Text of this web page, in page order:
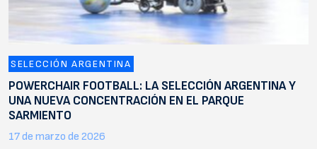
SELECCIÓN ARGENTINA
POWERCHAIR FOOTBALL: LA SELECCIÓN ARGENTINA Y
UNA NUEVA CONCENTRACIÓN EN EL PARQUE
SARMIENTO
17 de marzo de 2026